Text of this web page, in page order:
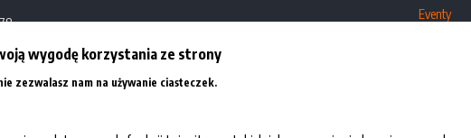
Eventy
wygodę korzystania ze strony
zezwalasz nam na używanie ciasteczek.